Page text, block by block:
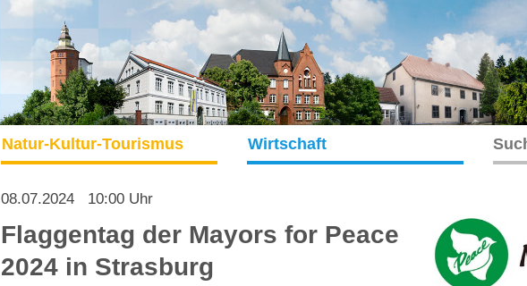
Natur-Kultur-Tourismus Wirtschaft
08.07.2024 10:00 Uhr
Flaggentag der Mayors for Peace
2024 in Strasburg